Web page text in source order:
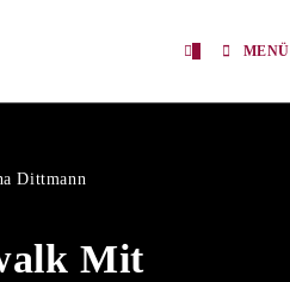
MENÜ
Dittmann
Mit